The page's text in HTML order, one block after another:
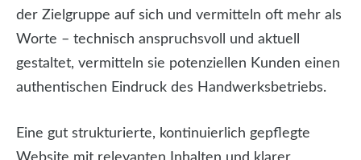
der Zielgruppe auf sich und vermitteln oft mehr als
Worte – technisch anspruchsvoll und aktuell
gestaltet, vermitteln sie potenziellen Kunden einen
authentischen Eindruck des Handwerksbetriebs.
Eine gut strukturierte, kontinuierlich gepflegte